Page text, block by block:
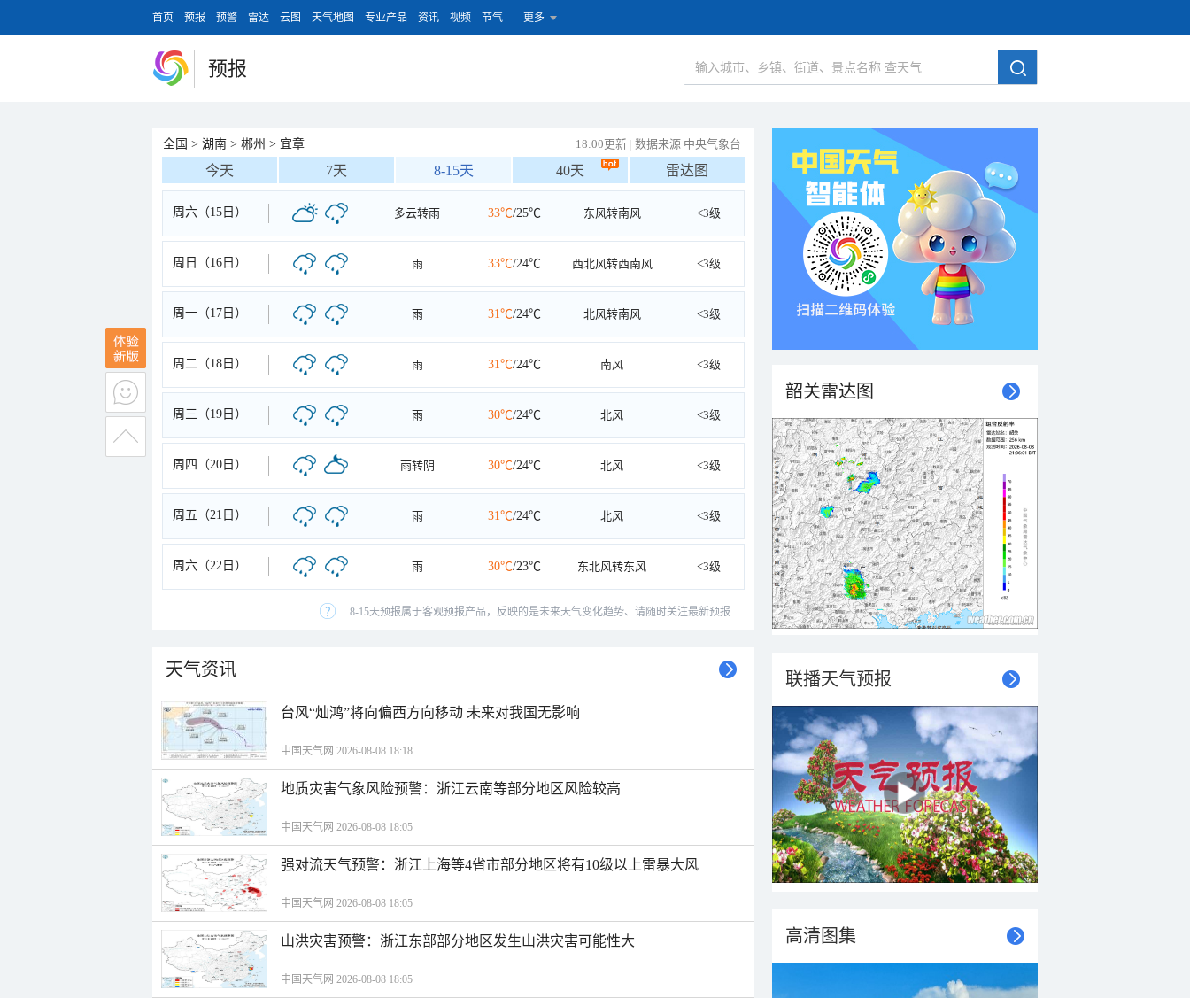
首页 预报 预警 雷达 云图 天气地图 专业产品 资讯 视频 节气 更多
预报
全国 > 湖南 > 郴州 > 宜章 18:00更新 | 数据来源 中央气象台
今天 7天 8-15天 40天 雷达图
周六（15日） 多云转雨 33℃/25℃ 东风转南风 <3级
周日（16日） 雨 33℃/24℃ 西北风转西南风 <3级
周一（17日） 雨 31℃/24℃ 北风转南风 <3级
周二（18日） 雨 31℃/24℃ 南风 <3级
周三（19日） 雨 30℃/24℃ 北风 <3级
周四（20日） 雨转阴 30℃/24℃ 北风 <3级
周五（21日） 雨 31℃/24℃ 北风 <3级
周六（22日） 雨 30℃/23℃ 东北风转东风 <3级
8-15天预报属于客观预报产品，反映的是未来天气变化趋势、请随时关注最新预报.....
天气资讯
台风“灿鸿”将向偏西方向移动 未来对我国无影响
中国天气网 2026-08-08 18:18
地质灾害气象风险预警：浙江云南等部分地区风险较高
中国天气网 2026-08-08 18:05
强对流天气预警：浙江上海等4省市部分地区将有10级以上雷暴大风
中国天气网 2026-08-08 18:05
山洪灾害预警：浙江东部部分地区发生山洪灾害可能性大
中国天气网 2026-08-08 18:05
韶关雷达图
联播天气预报
高清图集